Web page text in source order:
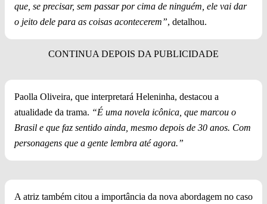
que, se precisar, sem passar por cima de ninguém, ele vai dar
o jeito dele para as coisas acontecerem”, detalhou.
Paolla Oliveira, que interpretará Heleninha, destacou a
atualidade da trama. “É uma novela icônica, que marcou o
Brasil e que faz sentido ainda, mesmo depois de 30 anos. Com
personagens que a gente lembra até agora.”
A atriz também citou a importância da nova abordagem no caso